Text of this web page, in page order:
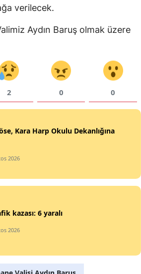
Kastamonu
Kayseri
Kırklareli
Kütahya
verilecek.
Aydın Baruş olmak üzere
2 0 0
Kara Harp Okulu Dekanlığına
2026
kazası: 6 yaralı
2026